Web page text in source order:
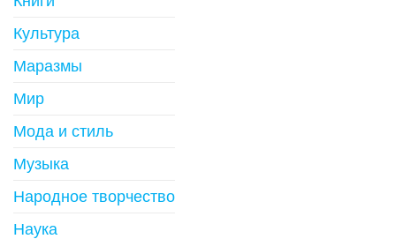
Культура
Маразмы
Мир
Мода и стиль
Музыка
Народное творчество
Наука